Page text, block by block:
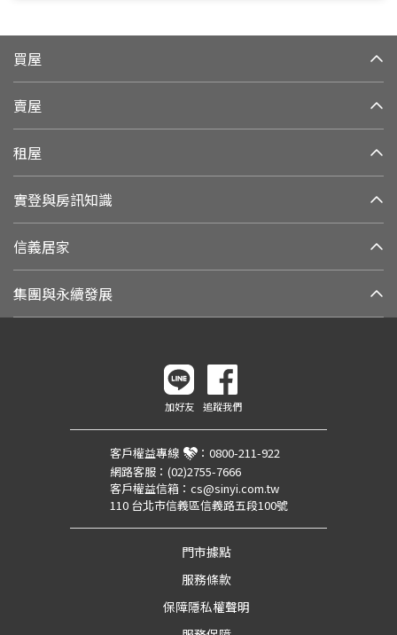
買屋
賣屋
租屋
實登與房訊知識
信義居家
集團與永續發展
加好友 追蹤我們
客戶權益專線 ： 0800-211-922
網路客服： (02)2755-7666
客戶權益信箱： cs@sinyi.com.tw
110 台北市信義區信義路五段100號
門市據點
服務條款
保障隱私權聲明